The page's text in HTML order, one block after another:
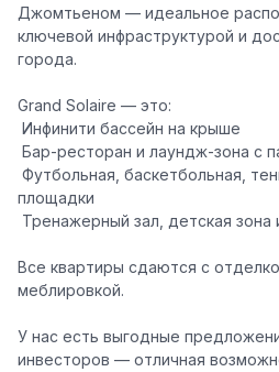
Джомтьеном — идеальное
ключевой инфраструктурой и
города.
Grand Solaire — это:
️ Инфинити бассейн на крыше
Бар-ресторан и лаундж-зона с
Футбольная, баскетбольная,
площадки
Тренажерный зал, детская зона
Все квартиры сдаются с
меблировкой.
У нас есть выгодные
инвесторов — отличная